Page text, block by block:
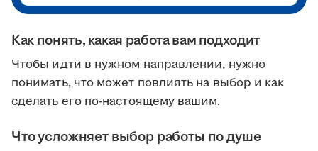
Как понять, какая работа вам подходит
Чтобы идти в нужном направлении, нужно
понимать, что может повлиять на выбор и как
сделать его по-настоящему вашим.
Что усложняет выбор работы по душе